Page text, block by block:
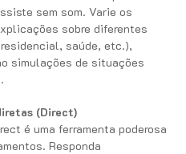
sem som. Varie os
sobre diferentes
saúde, etc.),
simulações de situações
(Direct)
é uma ferramenta poderosa
Responda